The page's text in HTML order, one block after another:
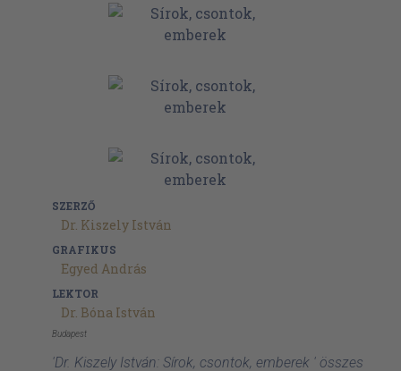
SZERZŐ
Dr. Kiszely István
GRAFIKUS
Egyed András
LEKTOR
Dr. Bóna István
Budapest
'Dr. Kiszely István: Sírok, csontok, emberek ' összes